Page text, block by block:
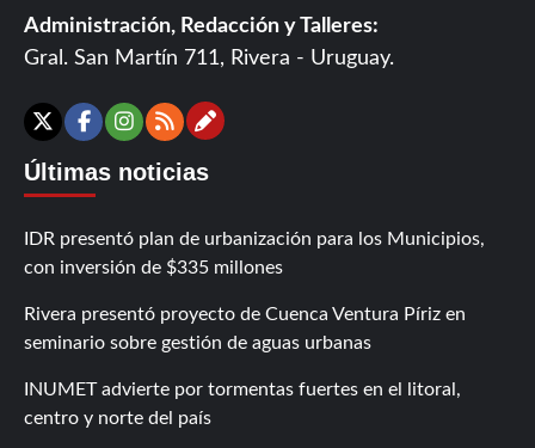
Administración, Redacción y Talleres:
Gral. San Martín 711, Rivera - Uruguay.
X Facebook
Instagram
RSSContáctanos
Últimas noticias
IDR presentó plan de urbanización para los Municipios,
con inversión de $335 millones
Rivera presentó proyecto de Cuenca Ventura Píriz en
seminario sobre gestión de aguas urbanas
INUMET advierte por tormentas fuertes en el litoral,
centro y norte del país